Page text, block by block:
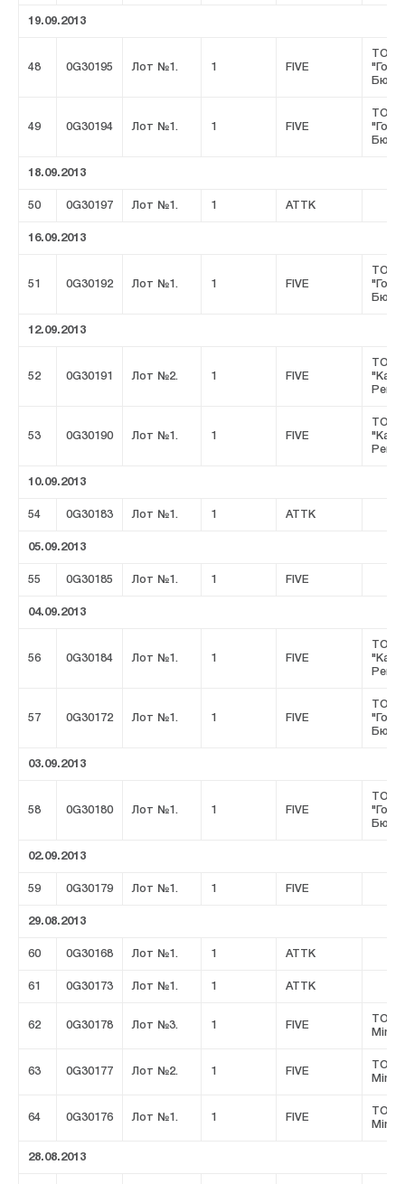
19.09.2013
48 0G30195 Лот №1. 1 FIVE
ТОО
49 0G30194 Лот №1. 1 FIVE
ТОО
18.09.2013
50 0G30197 Лот №1. 1 ATTK
16.09.2013
51 0G30192 Лот №1. 1 FIVE
ТОО
12.09.2013
52 0G30191 Лот №2. 1 FIVE
ТОО
53 0G30190 Лот №1. 1 FIVE
ТОО
10.09.2013
54 0G30183 Лот №1. 1 ATTK
05.09.2013
55 0G30185 Лот №1. 1 FIVE
04.09.2013
56 0G30184 Лот №1. 1 FIVE
ТОО
57 0G30172 Лот №1. 1 FIVE
ТОО
03.09.2013
58 0G30180 Лот №1. 1 FIVE
ТОО
02.09.2013
59 0G30179 Лот №1. 1 FIVE
29.08.2013
60 0G30168 Лот №1. 1 ATTK
61 0G30173 Лот №1. 1 ATTK
62 0G30178 Лот №3. 1 FIVE
ТОО
63 0G30177 Лот №2. 1 FIVE
ТОО
64 0G30176 Лот №1. 1 FIVE
ТОО
28.08.2013